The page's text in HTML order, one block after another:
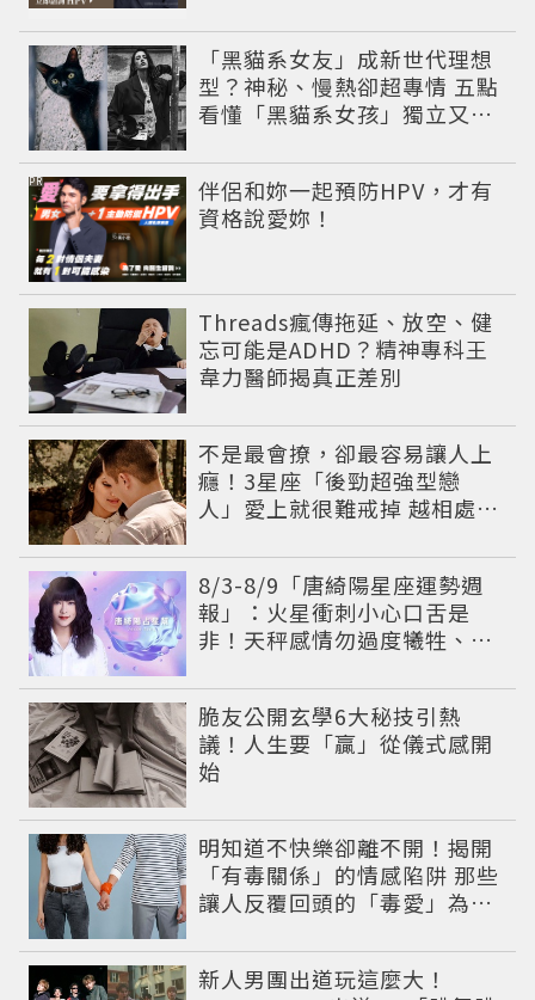
「黑貓系女友」成新世代理想
型？神秘、慢熱卻超專情 五點
看懂「黑貓系女孩」獨立又深
伴侶和妳一起預防HPV，才有
資格說愛妳！
PR
Threads瘋傳拖延、放空、健
忘可能是ADHD？精神專科王
韋力醫師揭真正差別
不是最會撩，卻最容易讓人上
癮！3星座「後勁超強型戀
人」愛上就很難戒掉 越相處越
8/3-8/9「唐綺陽星座運勢週
報」：火星衝刺小心口舌是
非！天秤感情勿過度犧牲、
脆友公開玄學6大秘技引熱
議！人生要「贏」從儀式感開
始
明知道不快樂卻離不開！揭開
「有毒關係」的情感陷阱 那些
讓人反覆回頭的「毒愛」為何
新人男團出道玩這麼大！